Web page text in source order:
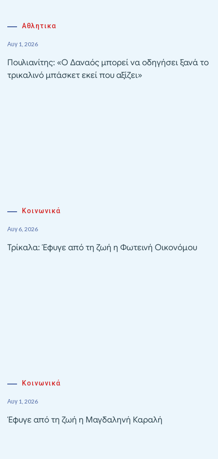
Αθλητικα
Αυγ 1, 2026
Πουλιανίτης: «Ο Δαναός μπορεί να οδηγήσει ξανά το
τρικαλινό μπάσκετ εκεί που αξίζει»
Κοινωνικά
Αυγ 6, 2026
Τρίκαλα: Έφυγε από τη ζωή η Φωτεινή Οικονόμου
Κοινωνικά
Αυγ 1, 2026
Έφυγε από τη ζωή η Μαγδαληνή Καραλή